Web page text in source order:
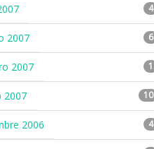
4
2007 6
2007 1
2007 10
2006 4